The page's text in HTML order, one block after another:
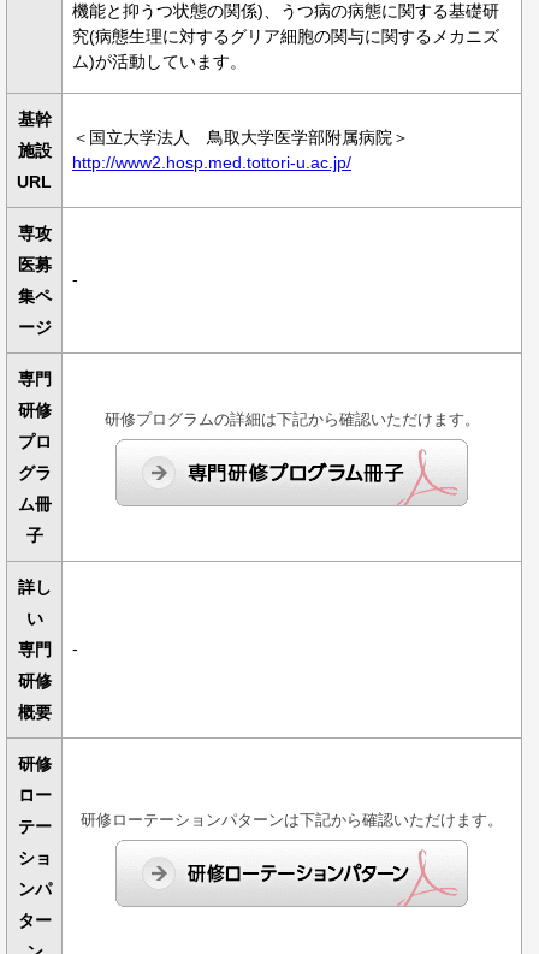
機能と抑うつ状態の関係)、うつ病の病態に関する基礎研
究(病態生理に対するグリア細胞の関与に関するメカニズ
ム)が活動しています。
基幹
施設
URL
＜国立大学法人 鳥取大学医学部附属病院＞
http://www2.hosp.med.tottori-u.ac.jp/
専攻
医募
集ペ
ージ
-
専門
研修
プロ
グラ
ム冊
子
研修プログラムの詳細は下記から確認いただけます。
詳し
い
専門
研修
概要
-
研修
ロー
テー
ショ
ンパ
ター
研修ローテーションパターンは下記から確認いただけます。